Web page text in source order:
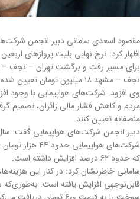
مقصود اسعدی سامانی دبیر انجمن
نجف – مشهد ۱۸ میلیون تومان تعیین شده است.
وی افزود: شرکت‌های هواپیمایی با وجود
مردم و کاهش فشار مالی زائران، تصمیم
منصفانه تعیین کنند.
دبیر انجمن شرکت‌های هواپیمایی گفت:
که حدود ۶۲ درصد افزایش داشته است.
سامانی خاطرنشان کرد: در کنار این
قابل‌توجهی افزایش یافته است.